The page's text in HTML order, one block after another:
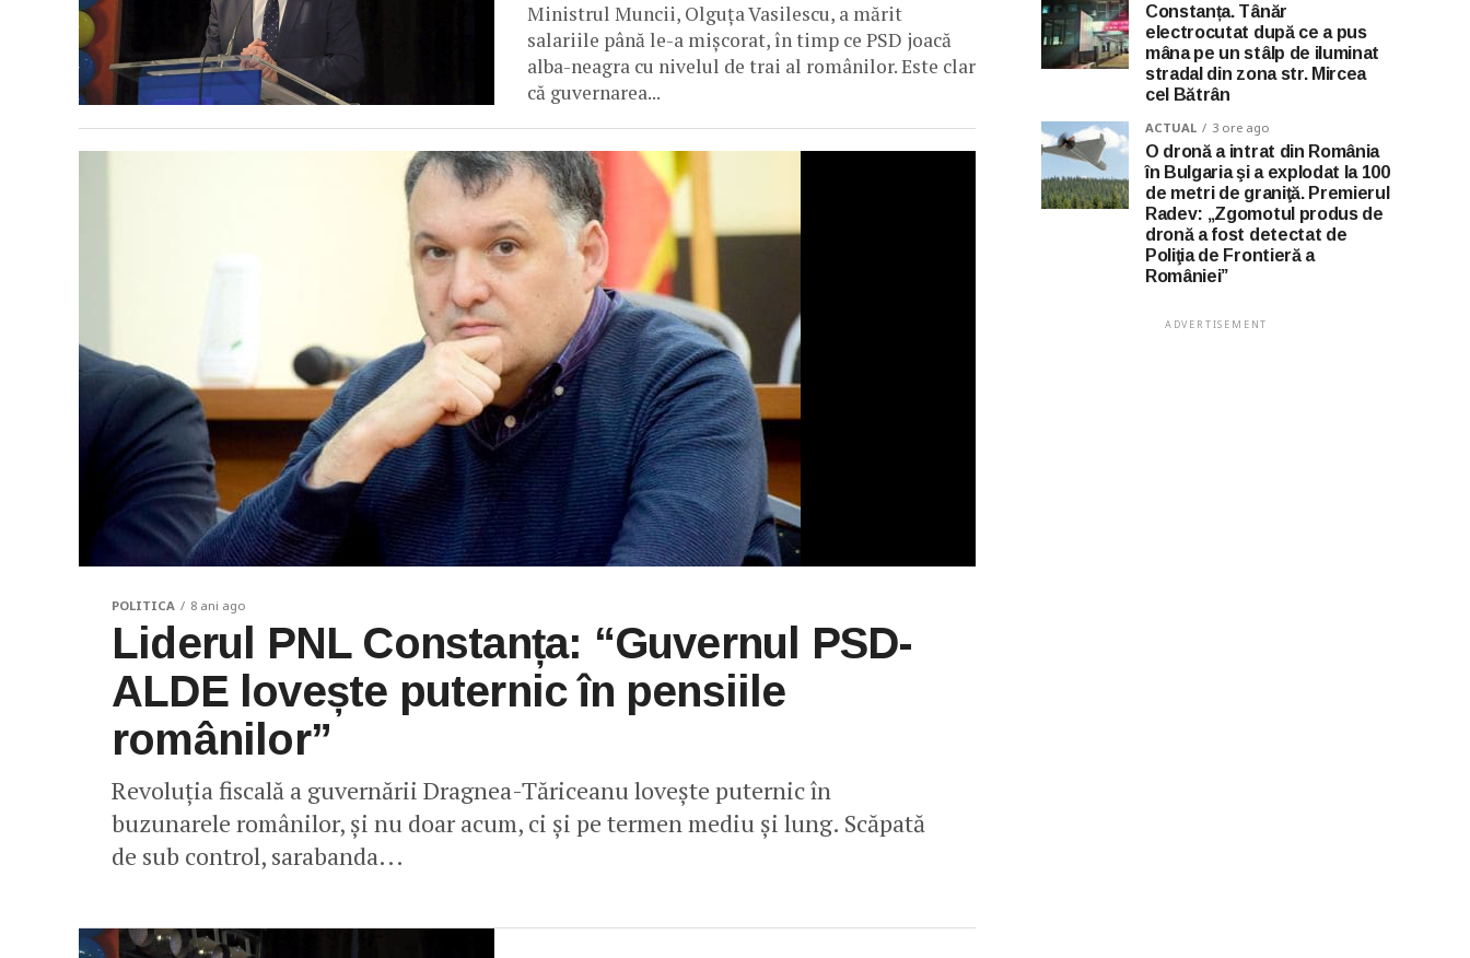
Ministrul Muncii, Olguța Vasilescu, a mărit
salariile până le-a mișcorat, în timp ce PSD joacă
alba-neagra cu nivelul de trai al românilor. Este clar
că guvernarea...
POLITICA 8 ani ago
Liderul PNL Constanța: “Guvernul PSD-
ALDE lovește puternic în pensiile
românilor”
Revoluția fiscală a guvernării Dragnea-Tăriceanu lovește puternic în
buzunarele românilor, și nu doar acum, ci și pe termen mediu și lung. Scăpată
de sub control, sarabanda...
Constanța. Tânăr
electrocutat după ce a pus
mâna pe un stâlp de iluminat
stradal din zona str. Mircea
cel Bătrân
ACTUAL 3 ore ago
O dronă a intrat din România
în Bulgaria şi a explodat la 100
de metri de graniţă. Premierul
Radev: „Zgomotul produs de
dronă a fost detectat de
Poliţia de Frontieră a
României”
ADVERTISEMENT